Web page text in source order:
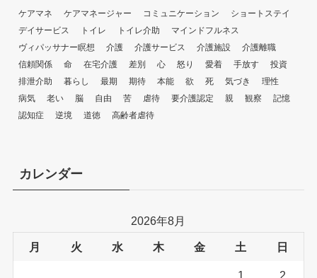
ケアマネ ケアマネージャー コミュニケーション
ショートステイ
デイサービス
トイレ トイレ介助
マインドフルネス
ヴィパッサナー瞑想
介護 介護サービス 介護施設
介護離職
信頼関係
命 在宅介護 差別 心 怒り 愛着 手放す
投資
排泄介助
暮らし 最期 期待 本能 欲 死 気づき
理性
病気
老い 脳 自由 苦 虐待 要介護認定 親 観察
記憶
認知症
逆境 道徳 高齢者虐待
カレンダー
2026年8月
月 火 水 木 金 土 日
1 2